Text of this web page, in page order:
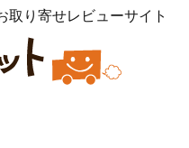
取り寄せレビューサイト